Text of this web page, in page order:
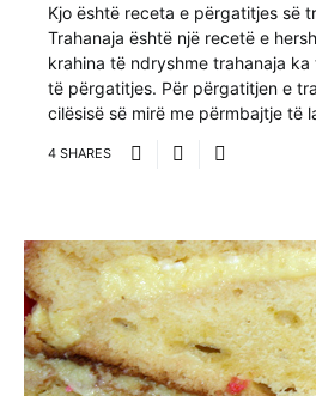
Kjo është receta e përgatitjes së
Trahanaja është një recetë e
krahina të ndryshme trahanaja
të përgatitjes. Për përgatitjen e
cilësisë së mirë me përmbajtje të
4 SHARES